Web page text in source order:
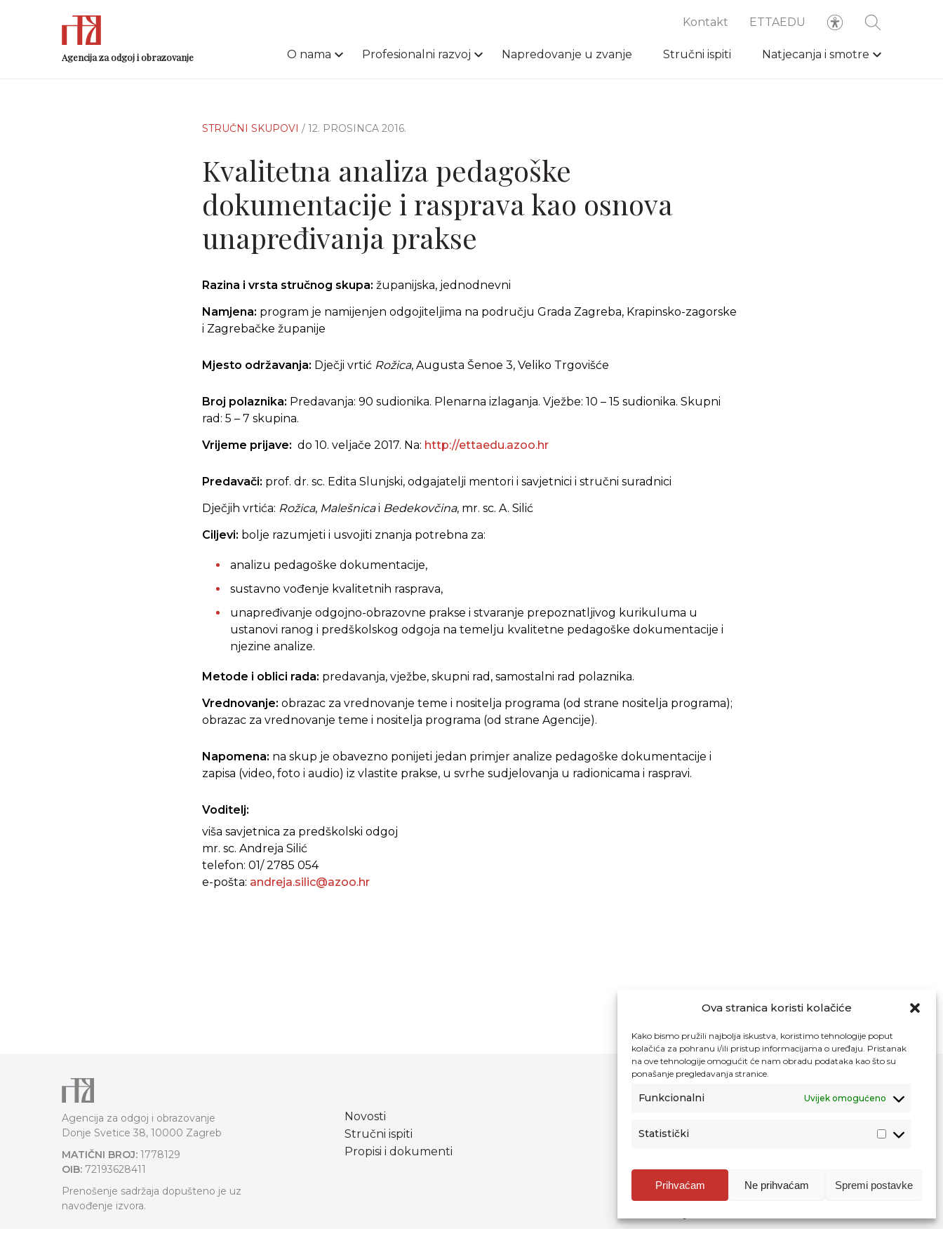
Ova stranica koristi kolačiće
Kako bismo pružili najbolja iskustva, koristimo tehnologije poput
kolačića za pohranu i/ili pristup informacijama o uređaju. Pristanak
na ove tehnologije omogućit će nam obradu podataka kao što su
ponašanje pregledavanja stranice.
Funkcionalni Uvijek omogućeno
Statistički
Prihvaćam Ne prihvaćam Spremi postavke
Agencija za odgoj i obrazovanje
Kontakt ETTAEDU
O nama Profesionalni razvoj Napredovanje u zvanje Stručni ispiti Natjecanja i smotre
STRUČNI SKUPOVI / 12. PROSINCA 2016.
Kvalitetna analiza pedagoške
dokumentacije i rasprava kao osnova
unapređivanja prakse
Razina i vrsta stručnog skupa: županijska, jednodnevni
Namjena: program je namijenjen odgojiteljima na području Grada Zagreba, Krapinsko-zagorske
i Zagrebačke županije
Mjesto održavanja: Dječji vrtić Rožica, Augusta Šenoe 3, Veliko Trgovišće
Broj polaznika: Predavanja: 90 sudionika. Plenarna izlaganja. Vježbe: 10 – 15 sudionika. Skupni
rad: 5 – 7 skupina.
Vrijeme prijave: do 10. veljače 2017. Na: http://ettaedu.azoo.hr
Predavači: prof. dr. sc. Edita Slunjski, odgajatelji mentori i savjetnici i stručni suradnici
Dječjih vrtića: Rožica, Malešnicai Bedekovčina, mr. sc. A. Silić
Ciljevi: bolje razumjeti i usvojiti znanja potrebna za:
analizu pedagoške dokumentacije,
sustavno vođenje kvalitetnih rasprava,
unapređivanje odgojno-obrazovne prakse i stvaranje prepoznatljivog kurikuluma u
ustanovi ranog i predškolskog odgoja na temelju kvalitetne pedagoške dokumentacije i
njezine analize.
Metode i oblici rada: predavanja, vježbe, skupni rad, samostalni rad polaznika.
Vrednovanje: obrazac za vrednovanje teme i nositelja programa (od strane nositelja programa);
obrazac za vrednovanje teme i nositelja programa (od strane Agencije).
Napomena: na skup je obavezno ponijeti jedan primjer analize pedagoške dokumentacije i
zapisa (video, foto i audio) iz vlastite prakse, u svrhe sudjelovanja u radionicama i raspravi.
Voditelj:
viša savjetnica za predškolski odgoj
mr. sc. Andreja Silić
telefon: 01/ 2785 054
e-pošta: andreja.silic@azoo.hr
Agencija za odgoj i obrazovanje
Donje Svetice 38, 10000 Zagreb
MATIČNI BROJ: 1778129
OIB: 72193628411
Prenošenje sadržaja dopušteno je uz
navođenje izvora.
Novosti
Stručni ispiti
Propisi i dokumenti
Pristup informacijama
Povjerljiva osoba za unutarnje prijavljivanje
nepravilnosti
Etički povjerenik Agencije za odgoj i